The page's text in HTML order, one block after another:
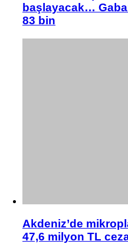
başlayacak…
83 bin
Akdeniz’de
47,6 milyon TL